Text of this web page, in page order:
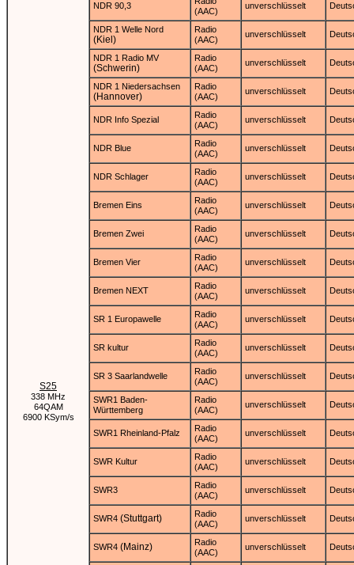
S25
338 MHz
64QAM
6900 KSym/s
NDR 90,3
(AAC)
unverschlüsselt
NDR 1 Welle Nord
(Kiel)
Radio
(AAC)
unverschlüsselt
NDR 1 Radio MV
(Schwerin)
Radio
(AAC)
unverschlüsselt
NDR 1 Niedersachsen
(Hannover)
Radio
(AAC)
unverschlüsselt
NDR Info Spezial
Radio
(AAC)
unverschlüsselt
NDR Blue
Radio
(AAC)
unverschlüsselt
NDR Schlager
Radio
(AAC)
unverschlüsselt
Bremen Eins
Radio
(AAC)
unverschlüsselt
Bremen Zwei
Radio
(AAC)
unverschlüsselt
Bremen Vier
Radio
(AAC)
unverschlüsselt
Bremen NEXT
Radio
(AAC)
unverschlüsselt
SR 1 Europawelle
Radio
(AAC)
unverschlüsselt
SR kultur
Radio
(AAC)
unverschlüsselt
SR 3 Saarlandwelle
Radio
(AAC)
unverschlüsselt
SWR1 Baden-
Württemberg
Radio
(AAC)
unverschlüsselt
SWR1 Rheinland-Pfalz
Radio
(AAC)
unverschlüsselt
SWR Kultur
Radio
(AAC)
unverschlüsselt
SWR3
Radio
(AAC)
unverschlüsselt
SWR4 (Stuttgart)
Radio
(AAC)
unverschlüsselt
SWR4 (Mainz)
Radio
(AAC)
unverschlüsselt